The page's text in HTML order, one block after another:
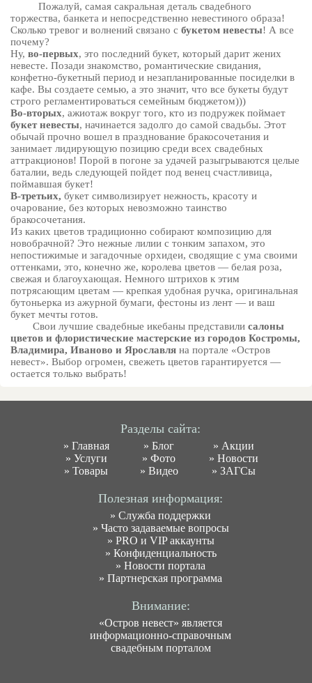
Пожалуй, самая сакральная деталь свадебного
торжества, банкета и непосредственно невестиного образа!
Сколько тревог и волнений связано с букетом невесты! А все
почему?
Ну, во-первых, это последний букет, который дарит жених
невесте. Позади знакомство, романтические свидания,
конфетно-букетный период и незапланированные посиделки в
кафе. Вы создаете семью, а это значит, что все букеты будут
строго регламентироваться семейным бюджетом)))
Во-вторых, ажиотаж вокруг того, кто из подружек поймает
букет невесты, начинается задолго до самой свадьбы. Этот
обычай прочно вошел в празднование бракосочетания и
занимает лидирующую позицию среди всех свадебных
аттракционов! Порой в погоне за удачей разыгрываются целые
баталии, ведь следующей пойдет под венец счастливица,
поймавшая букет!
В-третьих, букет символизирует нежность, красоту и
очарование, без которых невозможно таинство
бракосочетания.
Из каких цветов традиционно собирают композицию для
новобрачной? Это нежные лилии с тонким запахом, это
непостижимые и загадочные орхидеи, сводящие с ума своими
оттенками, это, конечно же, королева цветов — белая роза,
свежая и благоухающая. Немного штрихов к этим
потрясающим цветам — крепкая удобная ручка, оригинальная
бутоньерка из ажурной бумаги, фестоны из лент — и ваш
букет мечты готов.
Свои лучшие свадебные икебаны представили салоны
цветов и флористические мастерские из городов Костромы,
Владимира, Иваново и Ярославля на портале «Остров
невест». Выбор огромен, свежеть цветов гарантируется —
остается только выбрать!
Разделы сайта:
» Главная
» Услуги
»Товары
»Блог
»Фото
» Видео
» Акции
» Новости
» ЗАГСы
Полезная информация:
»Служба поддержки
» Часто задаваемые вопросы
» PRO и VIP аккаунты
» Конфиденциальность
»Новости портала
»Партнерская программа
Внимание:
«Остров невест» является
информационно-справочным
свадебным порталом